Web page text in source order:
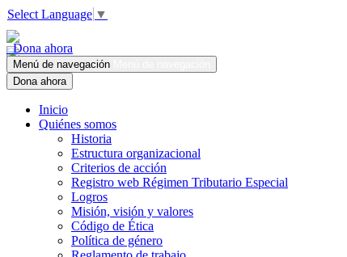
Select Language ▼
Dona ahora
Menú de navegación
Dona ahora
Inicio
Quiénes somos
Historia
Estructura organizacional
Criterios de acción
Registro web Régimen Tributario Especial
Logros
Misión, visión y valores
Código de Ética
Política de género